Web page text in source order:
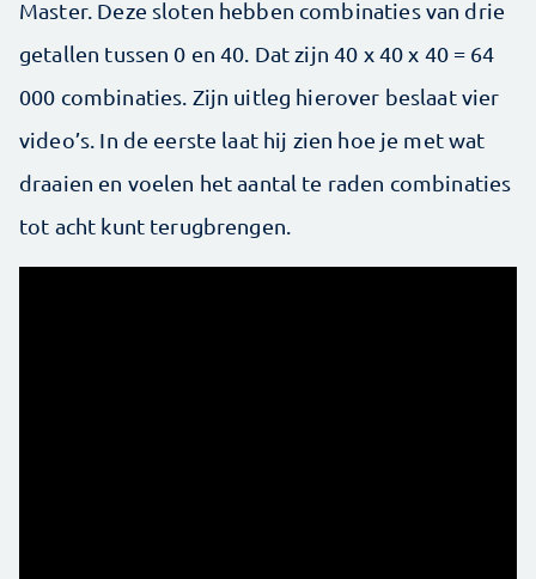
Master. Deze sloten hebben combinaties van drie
getallen tussen 0 en 40. Dat zijn 40 x 40 x 40 = 64
000 combinaties. Zijn uitleg hierover beslaat vier
video’s. In de eerste laat hij zien hoe je met wat
draaien en voelen het aantal te raden combinaties
tot acht kunt terugbrengen.